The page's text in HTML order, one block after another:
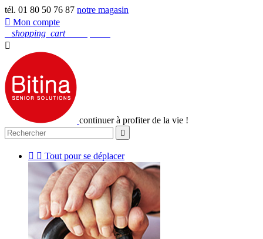
tél. 01 80 50 76 87 notre magasin
 Mon compte
shopping_cart

continuer à profiter de la vie !

  Tout pour se déplacer